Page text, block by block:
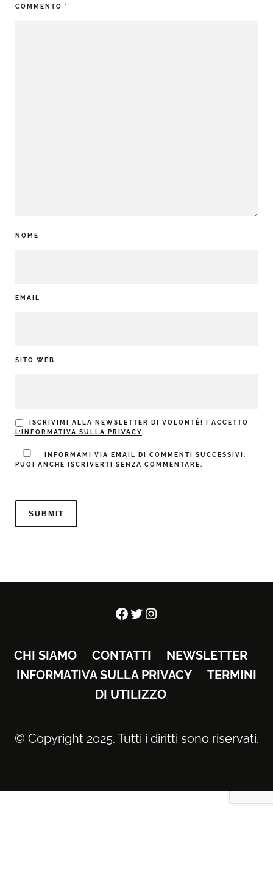
COMMENTO *
NOME
EMAIL
SITO WEB
ISCRIVIMI ALLA NEWSLETTER DI VOLONTÉ! I ACCETTO
L’INFORMATIVA SULLA PRIVACY.
INFORMAMI VIA EMAIL DI COMMENTI SUCCESSIVI.
PUOI ANCHE ISCRIVERTI SENZA COMMENTARE.
Facebook
Twitter
Instagram
CHI SIAMO CONTATTI
NEWSLETTER
INFORMATIVA SULLA PRIVACY
TERMINI
DI UTILIZZO
© Copyright 2025. Tutti i diritti sono riservati.